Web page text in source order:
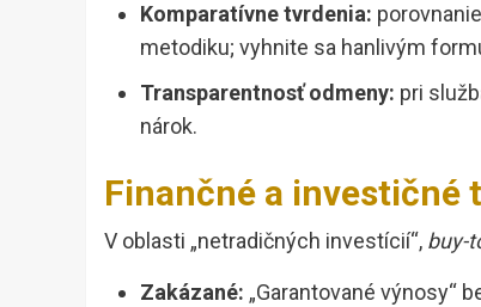
Komparatívne tvrdenia:
metodiku; vyhnite sa hanlivým
Transparentnosť odmeny: pri
nárok.
Finančné a investičné
V oblasti „netradičných investícií“, buy-
Zakázané: „Garantované výnosy“